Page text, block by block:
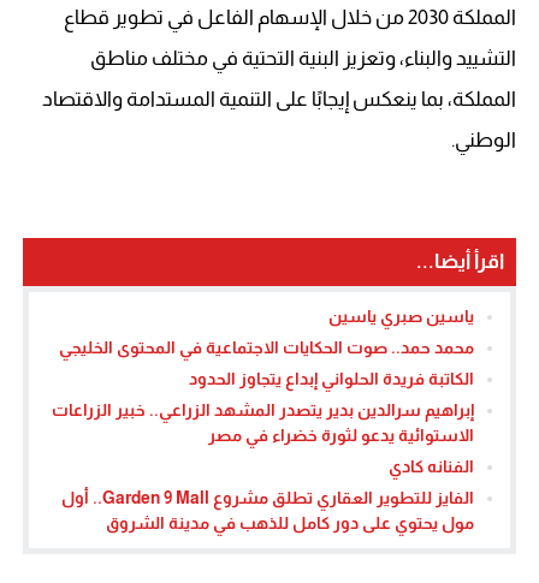
المملكة 2030 من خلال الإسهام الفاعل في تطوير قطاع
التشييد والبناء، وتعزيز البنية التحتية في مختلف مناطق
المملكة، بما ينعكس إيجابًا على التنمية المستدامة والاقتصاد
الوطني.
اقرأ أيضا...
ياسين صبري ياسين
محمد حمد.. صوت الحكايات الاجتماعية في المحتوى الخليجي
الكاتبة فريدة الحلواني إبداع يتجاوز الحدود
إبراهيم سرالدين بدير يتصدر المشهد الزراعي.. خبير الزراعات
الاستوائية يدعو لثورة خضراء في مصر
الفنانه كادي
الفايز للتطوير العقاري تطلق مشروع Garden 9 Mall.. أول
مول يحتوي على دور كامل للذهب في مدينة الشروق